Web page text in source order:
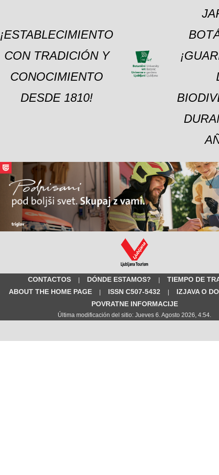
¡ESTABLECIMIENTO
CON TRADICIÓN Y
CONOCIMIENTO
DESDE 1810!
CONTACTOS | DÓNDE ESTAMOS? |
TIEMPO DE
ABOUT THE HOME PAGE
| ISSN C507-5432 |
IZJAVA O
POVRATNE INFORMACIJE
Última modificación del sitio: Jueves 6. Agosto 2026, 4:54.